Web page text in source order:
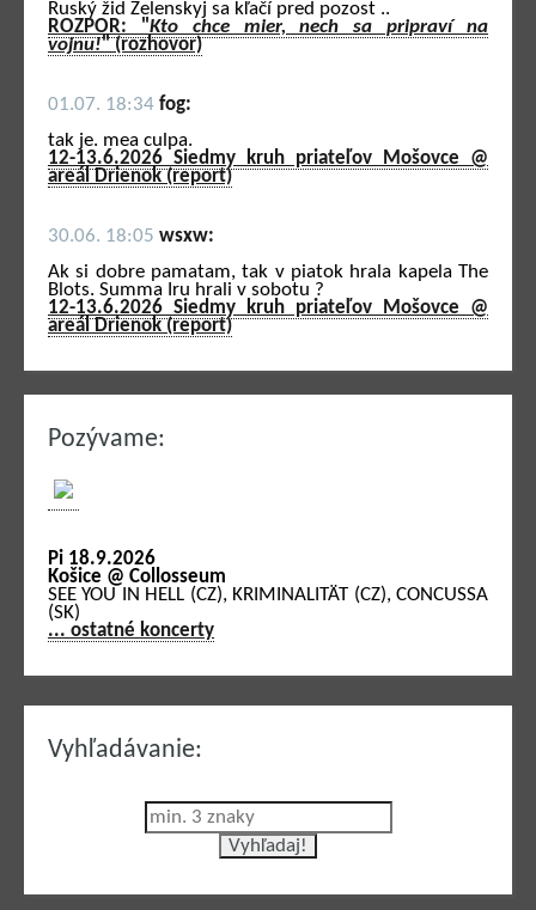
Ruský žid Zelenskyj sa kľačí pred pozost ..
ROZPOR: "Kto chce mier, nech sa pripraví na
vojnu!" (rozhovor)
01.07. 18:34 fog:
tak je. mea culpa.
12-13.6.2026 Siedmy kruh priateľov Mošovce @
areál Drienok (report)
30.06. 18:05 wsxw:
Ak si dobre pamatam, tak v piatok hrala kapela The
Blots. Summa Iru hrali v sobotu ?
12-13.6.2026 Siedmy kruh priateľov Mošovce @
areál Drienok (report)
Pozývame:
Pi 18.9.2026
Košice @ Collosseum
SEE YOU IN HELL (CZ), KRIMINALITÄT (CZ), CONCUSSA
(SK)
... ostatné koncerty
Vyhľadávanie: